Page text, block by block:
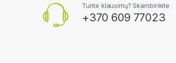
Turite klausimų? Skambinkite
+370 609 77023